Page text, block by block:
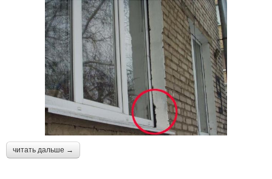
читать дальше →